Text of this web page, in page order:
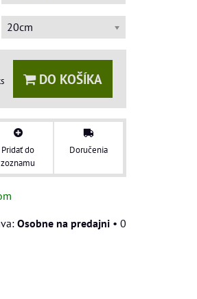
20cm
DO KOŠÍKA
Pridať do
zoznamu
Doručenia
Osobne na predajni • 0